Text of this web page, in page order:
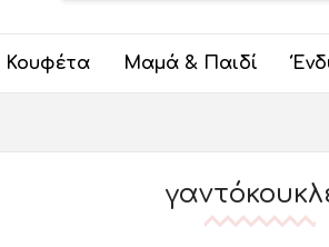
Κουφέτα Μαμά & Παιδί